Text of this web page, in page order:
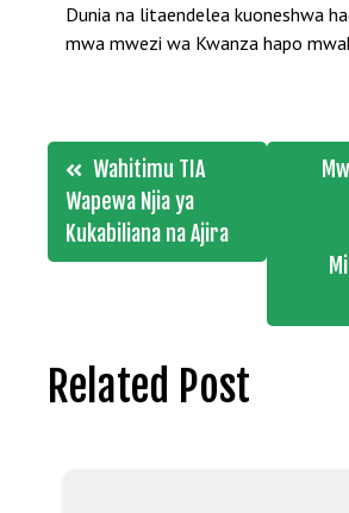
Dunia na litaendelea kuoneshwa
mwa mwezi wa Kwanza hapo
Post
navigation
Wahitimu TIA
Wapewa Njia ya
Kukabiliana na Ajira
Related Post